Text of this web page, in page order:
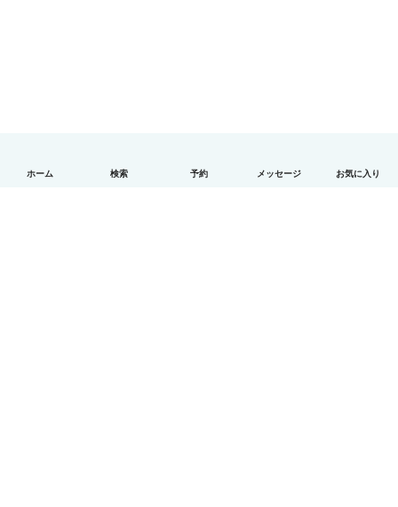
ホーム 検索 予約 メッセージ お気に入り